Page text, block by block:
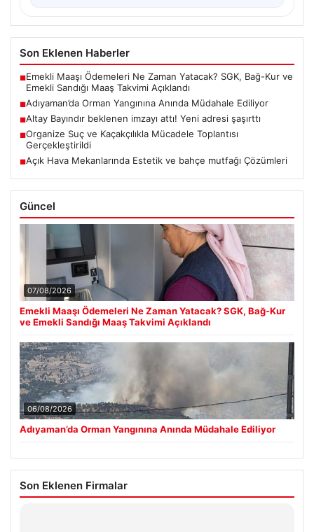
Son Eklenen Haberler
■Emekli Maaşı Ödemeleri Ne Zaman Yatacak? SGK, Bağ-Kur ve
Emekli Sandığı Maaş Takvimi Açıklandı
■Adıyaman’da Orman Yangınına Anında Müdahale Ediliyor
■Altay Bayındır beklenen imzayı attı! Yeni adresi şaşırttı
■Organize Suç ve Kaçakçılıkla Mücadele Toplantısı
Gerçekleştirildi
■Açık Hava Mekanlarında Estetik ve bahçe mutfağı Çözümleri
Güncel
07/08/2026
Emekli Maaşı Ödemeleri Ne Zaman Yatacak? SGK, Bağ-Kur
ve Emekli Sandığı Maaş Takvimi Açıklandı
06/08/2026
Adıyaman’da Orman Yangınına Anında Müdahale Ediliyor
Son Eklenen Firmalar